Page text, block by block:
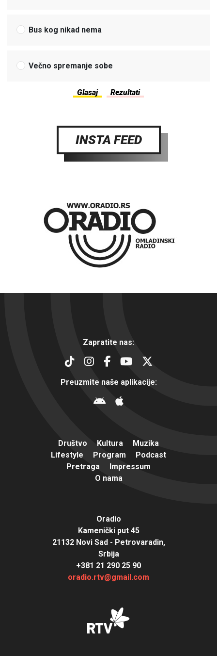
Bus kog nikad nema
Večno spremanje sobe
INSTA FEED
Zapratite nas:
Preuzmite naše aplikacije:
Društvo Kultura
Muzika
Lifestyle
Program
Podcast
Pretraga
Impressum
O nama
Oradio
Kamenički put 45
21132 Novi Sad - Petrovaradin,
Srbija
+381 21 290 25 90
oradio.rtv@gmail.com